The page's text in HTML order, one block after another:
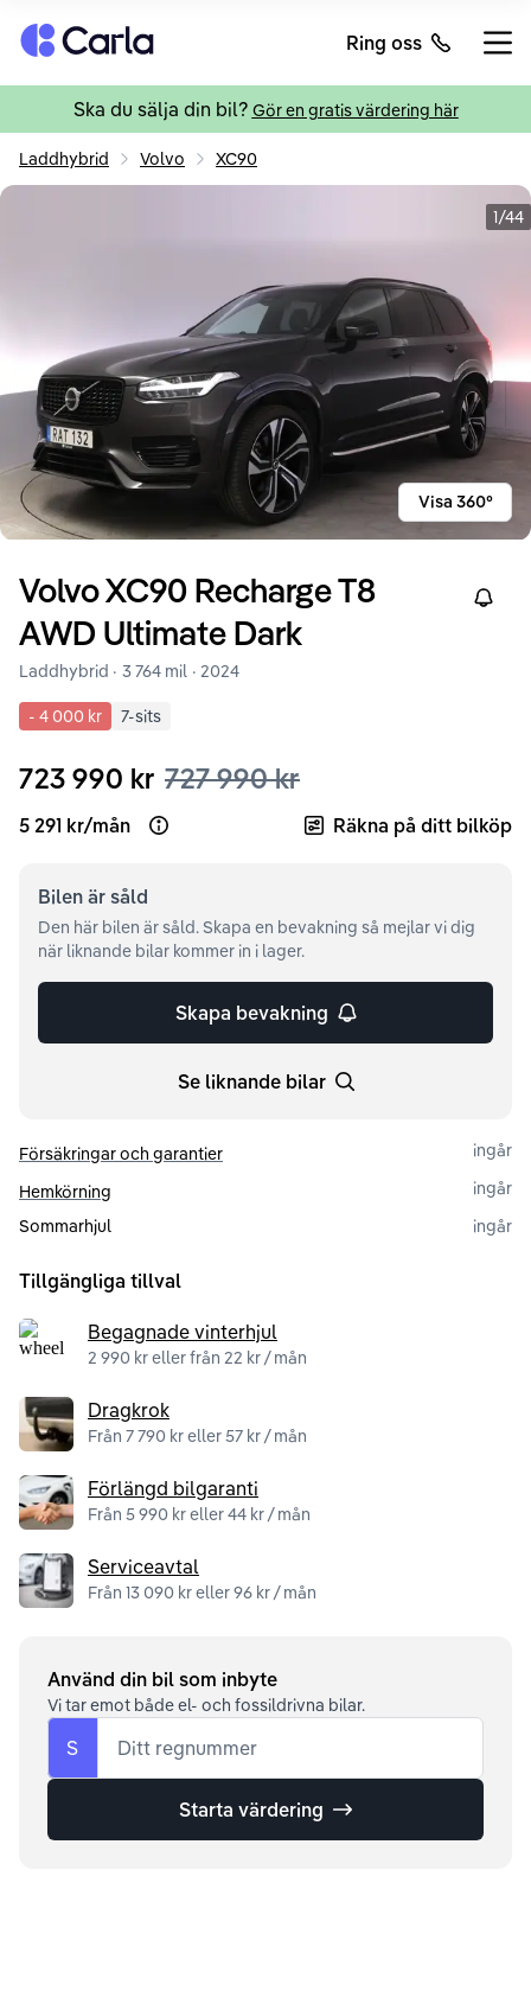
Tillbaka till startsidan Ring oss
Ska du sälja din bil? Gör en gratis värdering här
Laddhybrid Volvo XC90
1/44
Visa 360°
VolvoXC90 Recharge T8
AWD Ultimate Dark
Right
Laddhybrid · 3 764 mil · 2024
- 4 000 kr 7-sits
723 990 kr 727 990 kr
5 291 kr/mån Open loan example Räkna på ditt bilköp
Bilen är såld
Den här bilen är såld. Skapa en bevakning så mejlar vi dig
när liknande bilar kommer in i lager.
Skapa bevakning
Se liknande bilar
Försäkringar och garantier
ingår
Hemkörning
ingår
Sommarhjul
ingår
Tillgängliga tillval
Begagnade vinterhjul
2 990 kr eller från 22 kr / mån
Dragkrok
Från 7 790 kr eller 57 kr / mån
Förlängd bilgaranti
Från 5 990 kr eller 44 kr / mån
Serviceavtal
Från 13 090 kr eller 96 kr / mån
Använd din bil som inbyte
Vi tar emot både el- och fossildrivna bilar.
S Ditt regnummer
Starta värdering